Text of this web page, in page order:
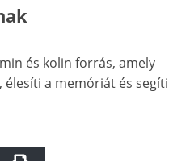
és kolin forrás, amely
élesíti a memóriát és segíti